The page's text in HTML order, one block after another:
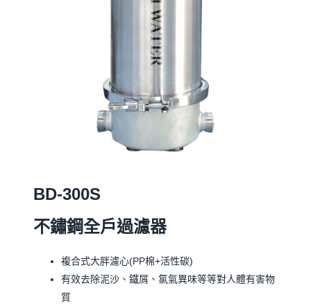
BD-300S
不鏽鋼全戶過濾器
複合式大胖濾心(PP棉+活性碳)
有效去除泥沙、鐵屑、氯氣異味等等對人體有害物
質